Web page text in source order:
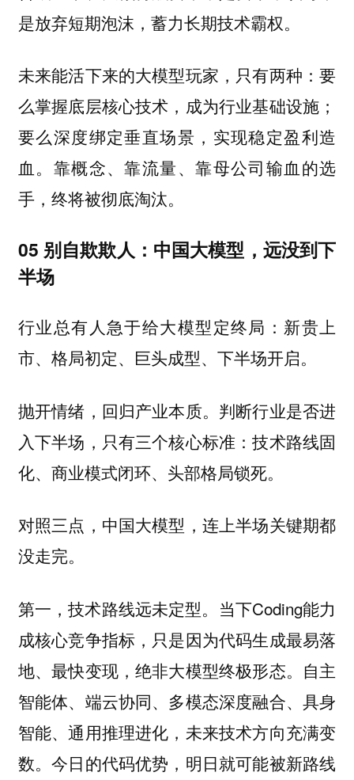
是放弃短期泡沫，蓄力长期技术霸权。
未来能活下来的大模型玩家，只有两种：要
么掌握底层核心技术，成为行业基础设施；
要么深度绑定垂直场景，实现稳定盈利造
血。靠概念、靠流量、靠母公司输血的选
手，终将被彻底淘汰。
05 别自欺欺人：中国大模型，远没到下
半场
行业总有人急于给大模型定终局：新贵上
市、格局初定、巨头成型、下半场开启。
抛开情绪，回归产业本质。判断行业是否进
入下半场，只有三个核心标准：技术路线固
化、商业模式闭环、头部格局锁死。
对照三点，中国大模型，连上半场关键期都
没走完。
第一，技术路线远未定型。 当下Coding能力
成核心竞争指标，只是因为代码生成最易落
地、最快变现，绝非大模型终极形态。自主
智能体、端云协同、多模态深度融合、具身
智能、通用推理进化，未来技术方向充满变
数。今日的代码优势，明日就可能被新路线